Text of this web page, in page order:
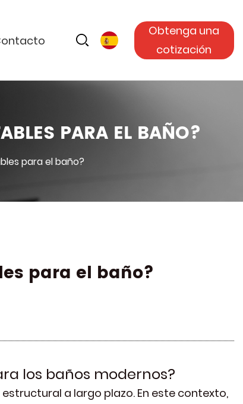
Obtenga una
cotización
PARA EL BAÑO?
para el baño?
para el baño?
los baños modernos?
a largo plazo. En este contexto,